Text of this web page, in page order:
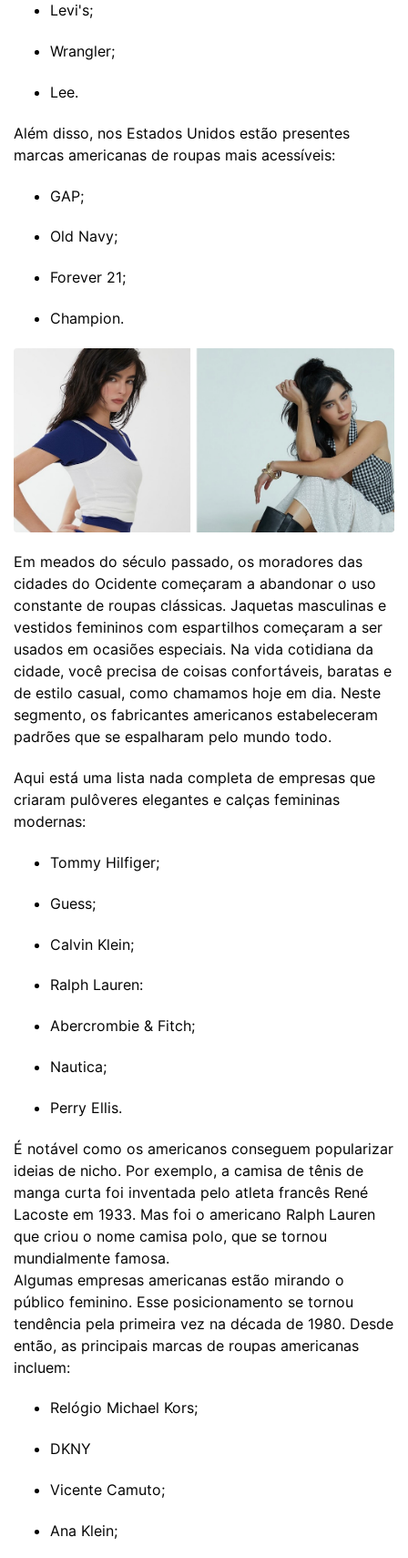
Levi's;
Wrangler;
Lee.
Além disso, nos Estados Unidos estão presentes
marcas americanas de roupas mais acessíveis:
GAP;
Old Navy;
Forever 21;
Champion.
Em meados do século passado, os moradores das
cidades do Ocidente começaram a abandonar o uso
constante de roupas clássicas. Jaquetas masculinas e
vestidos femininos com espartilhos começaram a ser
usados ​​em ocasiões especiais. Na vida cotidiana da
cidade, você precisa de coisas confortáveis, baratas e
de estilo casual, como chamamos hoje em dia. Neste
segmento, os fabricantes americanos estabeleceram
padrões que se espalharam pelo mundo todo.
Aqui está uma lista nada completa de empresas que
criaram pulôveres elegantes e calças femininas
modernas:
Tommy Hilfiger;
Guess;
Calvin Klein;
Ralph Lauren:
Abercrombie & Fitch;
Nautica;
Perry Ellis.
É notável como os americanos conseguem popularizar
ideias de nicho. Por exemplo, a camisa de tênis de
manga curta foi inventada pelo atleta francês René
Lacoste em 1933. Mas foi o americano Ralph Lauren
que criou o nome camisa polo, que se tornou
mundialmente famosa.
Algumas empresas americanas estão mirando o
público feminino. Esse posicionamento se tornou
tendência pela primeira vez na década de 1980. Desde
então, as principais marcas de roupas americanas
incluem:
Relógio Michael Kors;
DKNY
Vicente Camuto;
Ana Klein;